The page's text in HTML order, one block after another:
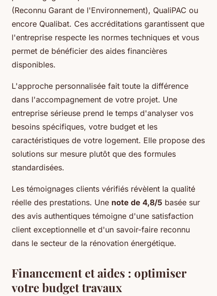
(Reconnu Garant de l'Environnement), QualiPAC ou
encore Qualibat. Ces accréditations garantissent que
l'entreprise respecte les normes techniques et vous
permet de bénéficier des aides financières
disponibles.
L'approche personnalisée fait toute la différence
dans l'accompagnement de votre projet. Une
entreprise sérieuse prend le temps d'analyser vos
besoins spécifiques, votre budget et les
caractéristiques de votre logement. Elle propose des
solutions sur mesure plutôt que des formules
standardisées.
Les témoignages clients vérifiés révèlent la qualité
réelle des prestations. Une note de 4,8/5 basée sur
des avis authentiques témoigne d'une satisfaction
client exceptionnelle et d'un savoir-faire reconnu
dans le secteur de la rénovation énergétique.
Financement et aides : optimiser
votre budget travaux